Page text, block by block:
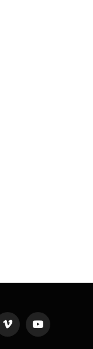
Vimeo YouTube